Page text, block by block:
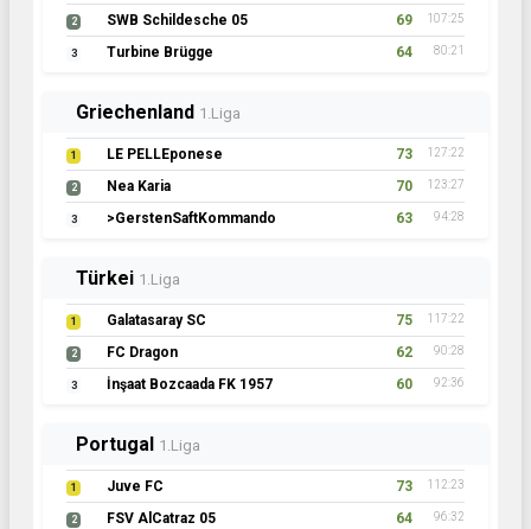
2 SWB Schildesche 05 69 107:25
3 Turbine Brügge 64 80:21
Griechenland 1.Liga
1 LE PELLEponese 73 127:22
2 Nea Karia 70 123:27
3 >GerstenSaftKommando 63 94:28
Türkei 1.Liga
1 Galatasaray SC 75 117:22
2 FC Dragon 62 90:28
3 İnşaat Bozcaada FK 1957 60 92:36
Portugal 1.Liga
1 Juve FC 73 112:23
2 FSV AlCatraz 05 64 96:32